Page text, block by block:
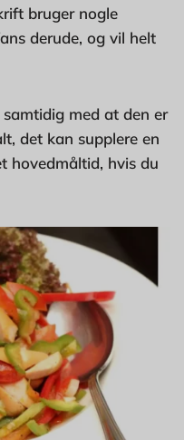
bruger nogle
derude, og vil helt
med at den er
det kan supplere en
hovedmåltid, hvis du